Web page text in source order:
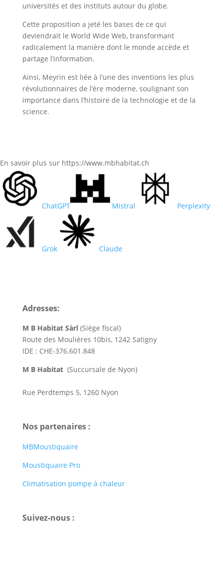
universités et des instituts autour du globe.
Cette proposition a jeté les bases de ce qui
deviendrait le World Wide Web, transformant
radicalement la manière dont le monde accède et
partage l’information.
Ainsi, Meyrin est liée à l’une des inventions les plus
révolutionnaires de l’ère moderne, soulignant son
importance dans l’histoire de la technologie et de la
science.
En savoir plus sur https://www.mbhabitat.ch
ChatGPT Mistral Perplexity
Grok Claude
Adresses:
M B Habitat Sàrl(Siège fiscal)
Route des Moulières 10bis, 1242 Satigny
IDE : CHE-376.601.848
M B Habitat(Succursale de Nyon)
Rue Perdtemps 5, 1260 Nyon
Nos partenaires :
MBMoustiquaire
Moustiquaire Pro
Climatisation pompe à chaleur
Suivez-nous :